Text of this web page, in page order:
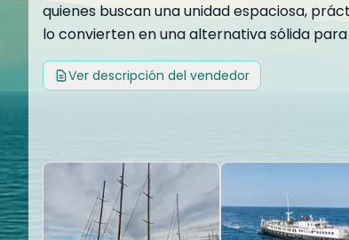
quienes buscan una unidad espaciosa,
lo convierten en una alternativa sólida
Ver descripción del vendedor